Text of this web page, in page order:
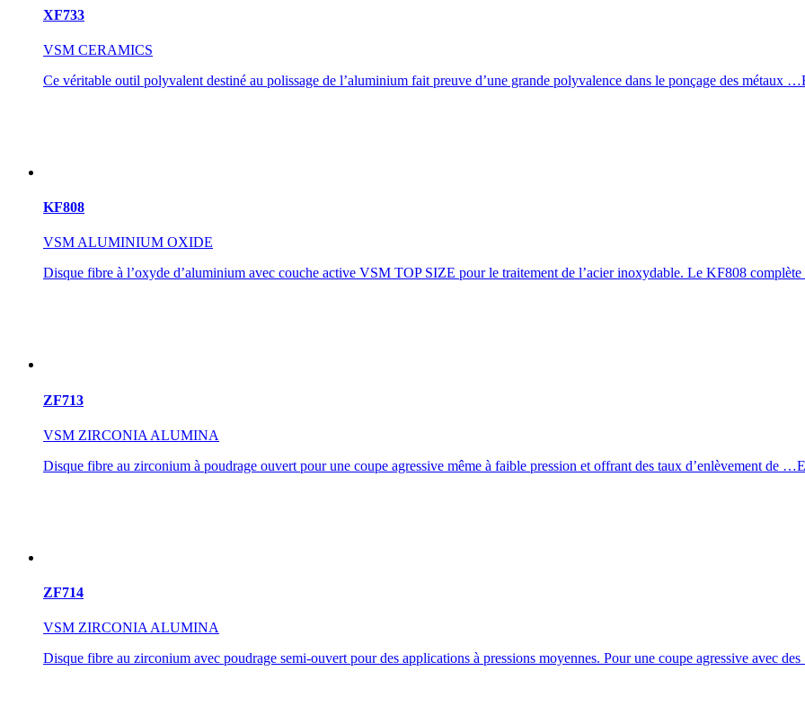
XF733
VSM CERAMICS
Ce véritable outil polyvalent destiné au polissage de l’aluminium fait preuve d’une grande polyvalence dans le ponçage des métaux …
KF808
VSM ALUMINIUM OXIDE
Disque fibre à l’oxyde d’aluminium avec couche active VSM TOP SIZE pour le traitement de l’acier inoxydable. Le KF808
ZF713
VSM ZIRCONIA ALUMINA
Disque fibre au zirconium à poudrage ouvert pour une coupe agressive même à faible pression et offrant des taux d’enlèvement de …
ZF714
VSM ZIRCONIA ALUMINA
Disque fibre au zirconium avec poudrage semi-ouvert pour des applications à pressions moyennes. Pour une coupe agressive avec